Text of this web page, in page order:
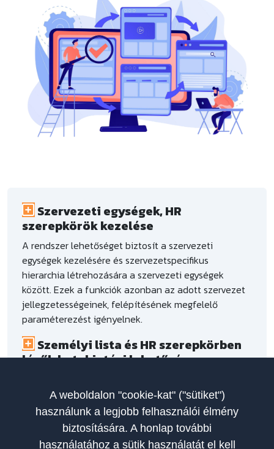
Szervezeti egységek, HR
szerepkörök kezelése
A rendszer lehetőséget biztosít a szervezeti
egységek kezelésére és szervezetspecifikus
hierarchia létrehozására a szervezeti egységek
között. Ezek a funkciók azonban az adott szervezet
jellegzetességeinek, felépítésének megfelelő
paraméterezést igényelnek.
Személyi lista és HR szerepkörben
lévők betekintési lehetősége
felhasználók a számukra releváns személyeket
láthatják a személyi listában. Nem csak a személyek
alapadatait, hanem az általuk elvégzett,
folyamatban lévő, illetve tervezett képzések adatait
A weboldalon "cookie-kat" ("sütiket")
használunk a legjobb felhasználói élmény
biztosítására. A honlap további
használatához a sütik használatát el kell